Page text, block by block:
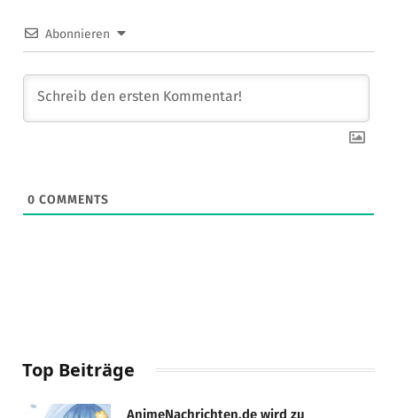
Abonnieren
0 COMMENTS
Top Beiträge
AnimeNachrichten.de wird zu